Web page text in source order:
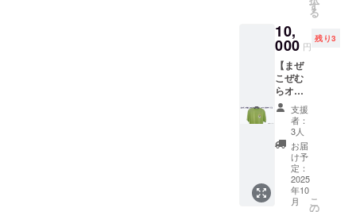
※一般価
高く
なって
おりま
すが、
応援の
お気持
ちをい
ただき
たく存
じま
す。
ズ：43
㎜×32㎜
※送料、
消費税
込みの
金額で
す。
■キーホ
につい
て 素
材：木
製 本体
サイ
ズ：38
㎜×45㎜
※送料、
消費税
込みの
金額で
す。
と「す
に「す
りこ
ぎ」
で、み
んなが
まぜこ
ぜに集
い、安
心でき
る場所
を表現
してい
ます。
バッグ
や帽子
す
る
10,
000 円
残り3
【まぜ
こぜむ
らオリ
ジナルT
シャツ
（Mサ
イ
ズ）】
障がい
の有無
や年
齢、立
支援
者：
3人
お届
け予
定：
2025
年10
月
こ
の